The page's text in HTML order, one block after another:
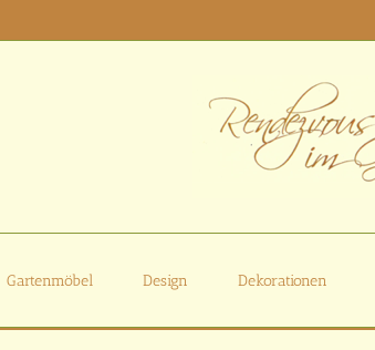
Gartenmöbel Design Dekorationen